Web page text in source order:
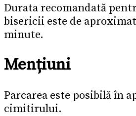
Durata recomandată
bisericii este de
minute.
Mențiuni
Parcarea este posibilă în
cimitirului.